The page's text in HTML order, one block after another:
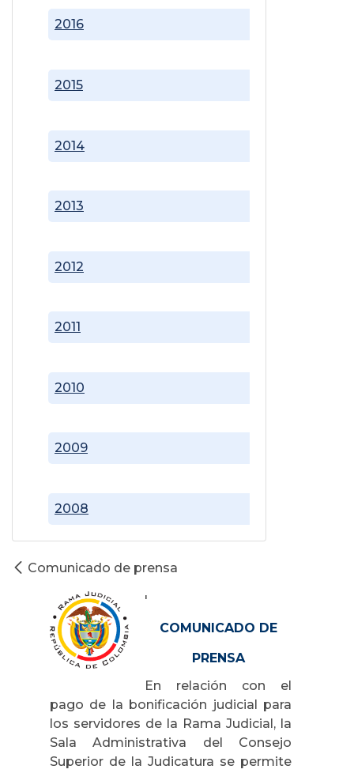
2008
2009
2010
2011
2012
2013
2014
2015
2016
Comunicado de prensa
'
COMUNICADO DE
PRENSA
En relación con el
pago de la bonificación judicial para
los servidores de la Rama Judicial, la
Sala Administrativa del Consejo
Superior de la Judicatura se permite